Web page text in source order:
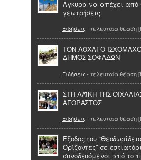
Άγκυρα να απέχει από
γεωτρήσεις
Ειδήσεις - τελευταία θέαση
ΤΟΝ ΛΟΧΑΓΟ
ΔΗΜΟΣ ΣΟΦΑΔΩΝ
Ειδήσεις - τελευταία θέαση
ΣΤΗ ΛΑΪΚΗ ΤΗΣ
ΑΓΟΡΑΣΤΟΣ
Ειδήσεις - τελευταία θέαση
Έξοδος του
Ορίζοντες¨ σε
συνοδευόμενοι από το